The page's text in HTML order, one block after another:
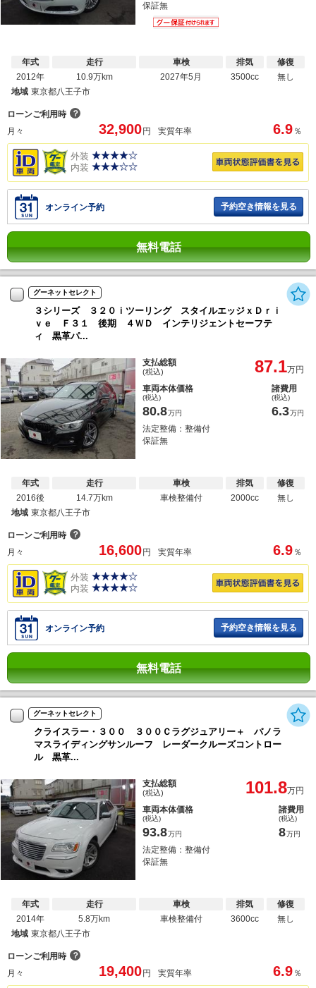
保証無
年式
2012年
走行
10.9万km
車検
2027年5月
排気
3500cc
修復
無し
地域 東京都八王子市
ローンご利用時 ？
月々
32,900円 実質年率 6.9 ％
外装
内装
オンライン予約 予約空き情報を見る
無料電話
グーネットセレクト
３シリーズ ３２０ｉツーリング スタイルエッジｘＤｒｉ
ｖｅ Ｆ３１ 後期 ４ＷＤ インテリジェントセーフテ
ィ 黒革パ...
支払総額
(税込) 87.1万円
車両本体価格
(税込)
80.8万円
諸費用
(税込)
6.3万円
法定整備：整備付
保証無
年式
2016後
走行
14.7万km
車検
車検整備付
排気
2000cc
修復
無し
地域 東京都八王子市
ローンご利用時 ？
月々
16,600円 実質年率 6.9 ％
外装
内装
オンライン予約 予約空き情報を見る
無料電話
グーネットセレクト
クライスラー・３００ ３００Ｃラグジュアリー＋ パノラ
マスライディングサンルーフ レーダークルーズコントロー
ル 黒革...
支払総額
(税込) 101.8万円
車両本体価格
(税込)
93.8万円
諸費用
(税込)
8万円
法定整備：整備付
保証無
年式
2014年
走行
5.8万km
車検
車検整備付
排気
3600cc
修復
無し
地域 東京都八王子市
ローンご利用時 ？
月々
19,400円 実質年率 6.9 ％